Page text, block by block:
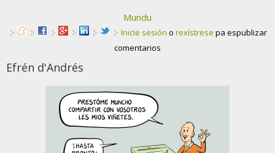
Mundu
Inicie sesión o rexístrese pa espublizar
comentarios
Efrén d'Andrés